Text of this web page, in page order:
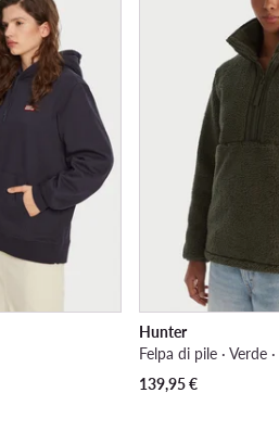
Hunter
Felpa di pile · Verde
139,95€